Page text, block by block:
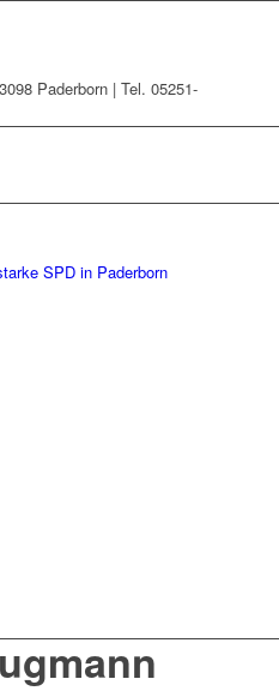
Paderborn | Tel. 05251-
SPD in Paderborn